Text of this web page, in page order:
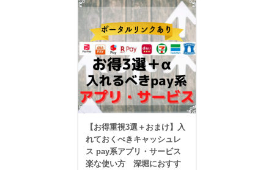
【お得重視3選＋おまけ】入
れておくべきキャッシュレ
ス pay系アプリ・サービス
楽な使い方 深堀におすす